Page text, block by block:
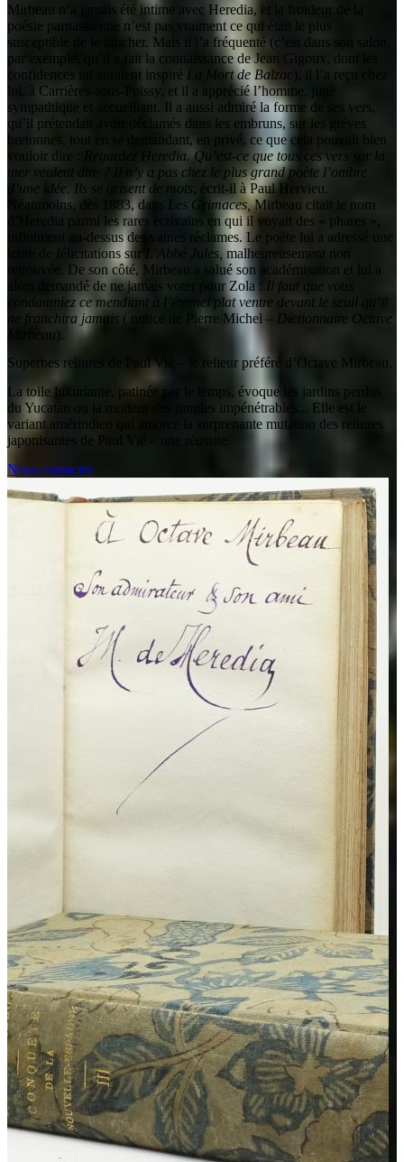
Mirbeau n’a jamais été intime avec Heredia, et la froideur de la
poésie parnassienne n’est pas vraiment ce qui était le plus
susceptible de le toucher. Mais il l’a fréquenté (c’est dans son salon,
par exemple, qu’il a fait la connaissance de Jean Gigoux, dont les
confidences lui auraient inspiré La Mort de Balzac
), il l’a reçu chez
lui, à Carrières-sous-Poissy, et il a apprécié l’homme, jugé
sympathique et accueillant. Il a aussi admiré la forme de ses vers,
qu’il prétendait avoir déclamés dans les embruns, sur les grèves
bretonnes, tout en se demandant, en privé, ce que cela pouvait bien
vouloir dire :
Regardez Heredia. Qu’est-ce que tous ces vers sur la
mer veulent dire ? Il n’y a pas chez le plus grand poète l’ombre
d’une idée. Ils se grisent de mots, écrit-il à Paul Hervieu.
Néanmoins, dès 1883, dans
Les Grimaces,Mirbeau citait le nom
d’Heredia parmi les rares écrivains en qui il voyait des « phares »,
infiniment au-dessus des vaines réclames. Le poète lui a adressé une
lettre de félicitations sur
L’Abbé Jules, malheureusement non
retrouvée. De son côté, Mirbeau a salué son académisation et lui a
alors demandé de ne jamais voter pour Zola : Il faut que vous
condamniez ce mendiant à l’éternel plat ventre devant le seuil qu’il
ne franchira jamais ( notice de Pierre Michel – Dictionnaire Octave
Mirbeau ).
Superbes reliures de Paul Vié – le relieur préféré d’Octave Mirbeau.
La toile luxuriante, patinée par le temps, évoque les jardins perdus
du Yucatàn ou la moiteur des jungles impénétrables... Elle est le
variant amérindien qui amorce la surprenante mutation des reliures
japonisantes de Paul Vié – une réussite.
Nous contacter